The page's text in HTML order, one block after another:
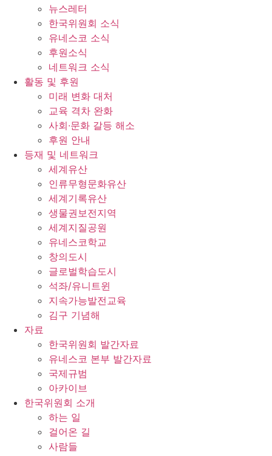
뉴스레터
한국위원회 소식
유네스코 소식
후원소식
네트워크 소식
활동 및 후원
미래 변화 대처
교육 격차 완화
사회∙문화 갈등 해소
후원 안내
등재 및 네트워크
세계유산
인류무형문화유산
세계기록유산
생물권보전지역
세계지질공원
유네스코학교
창의도시
글로벌학습도시
석좌/유니트윈
지속가능발전교육
김구 기념해
자료
한국위원회 발간자료
유네스코 본부 발간자료
국제규범
아카이브
한국위원회 소개
하는 일
걸어온 길
사람들